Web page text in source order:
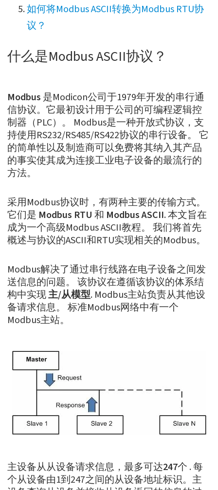
如何将Modbus ASCII转换为Modbus RTU协
议？
什么是Modbus ASCII协议？
Modbus 是Modicon公司于1979年开发的串行通
信协议。它最初设计用于公司的可编程逻辑控
制器（PLC）。 Modbus是一种开放式协议，支
持使用RS232/RS485/RS422协议的串行设备。 它
的简单性以及制造商可以免费将其纳入其产品
的事实使其成为连接工业电子设备的最流行的
方法。
采用Modbus协议时，有两种主要的传输方式。
它们是 Modbus RTU 和 Modbus ASCII. 本文旨在
成为一个高级Modbus ASCII教程。 我们将首先
概述与协议的ASCII和RTU实现相关的Modbus。
Modbus解决了通过串行线路在电子设备之间发
送信息的问题。 该协议在遵循该协议的体系结
构中实现主/从模型. Modbus主站负责从其他设
备请求信息。 标准Modbus网络中有一个
Modbus主站。
主设备从从设备请求信息，最多可达247个 . 每
个从设备由1到247之间的从设备地址标识。主